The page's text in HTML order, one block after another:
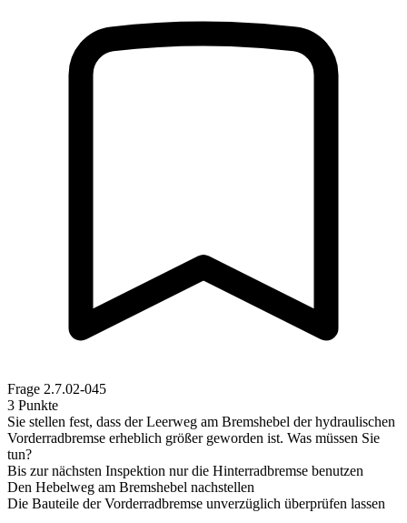
Frage 2.7.02-045
3 Punkte
Sie stellen fest, dass der Leerweg am Bremshebel der hydraulischen
Vorderradbremse erheblich größer geworden ist. Was müssen Sie
tun?
Bis zur nächsten Inspektion nur die Hinterradbremse benutzen
Den Hebelweg am Bremshebel nachstellen
Die Bauteile der Vorderradbremse unverzüglich überprüfen lassen